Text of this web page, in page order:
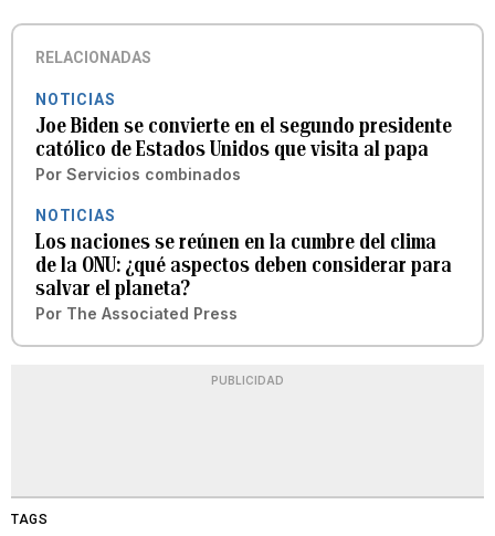
RELACIONADAS
NOTICIAS
Joe Biden se convierte en el segundo presidente
católico de Estados Unidos que visita al papa
Por Servicios combinados
NOTICIAS
Los naciones se reúnen en la cumbre del clima
de la ONU: ¿qué aspectos deben considerar para
salvar el planeta?
Por The Associated Press
PUBLICIDAD
TAGS